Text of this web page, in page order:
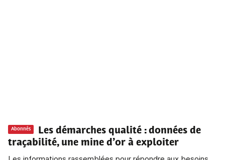
Abonnés Les démarches qualité : données de
traçabilité, une mine d’or à exploiter